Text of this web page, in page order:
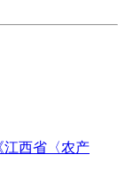
江西省〈农产